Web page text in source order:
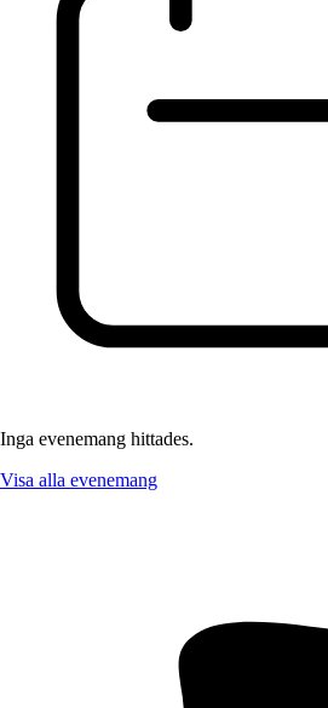
Inga evenemang hittades.
Visa alla evenemang